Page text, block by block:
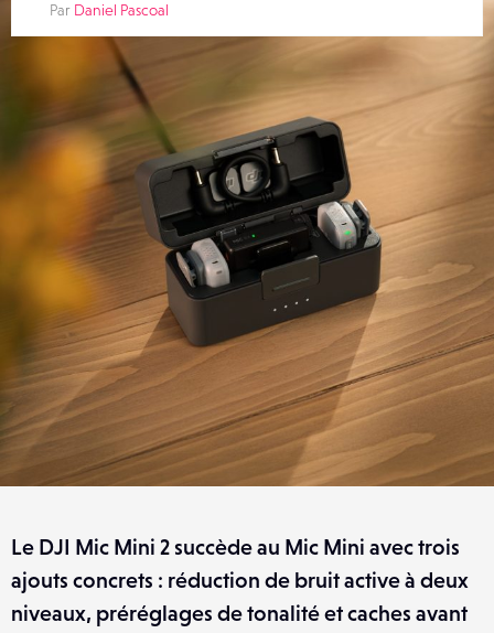
Par Daniel Pascoal
Le DJI Mic Mini 2 succède au Mic Mini avec trois
ajouts concrets : réduction de bruit active à deux
niveaux, préréglages de tonalité et caches avant